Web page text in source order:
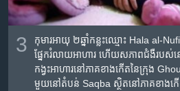
3
កុមារ​អាយុ​ ២​ឆ្នាំ​កន្លះឈ្មោះ Hala al-
ផ្នែករំលាយ​អាហារ​ ហើយ​សភាព​ជំងឺ​របស់​នេ
កង្វះ​អាហារ​នៅ​ភាគ​ខាង​កើត​នៃ​ក្រុង
មួយ​នៅ​តំបន់ Saqba ស្ថិត​នៅ​ភាគ​ខាង​កើ